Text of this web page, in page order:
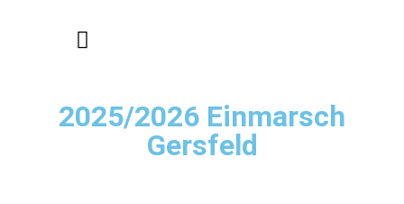
2025/2026 Einmarsch
Gersfeld